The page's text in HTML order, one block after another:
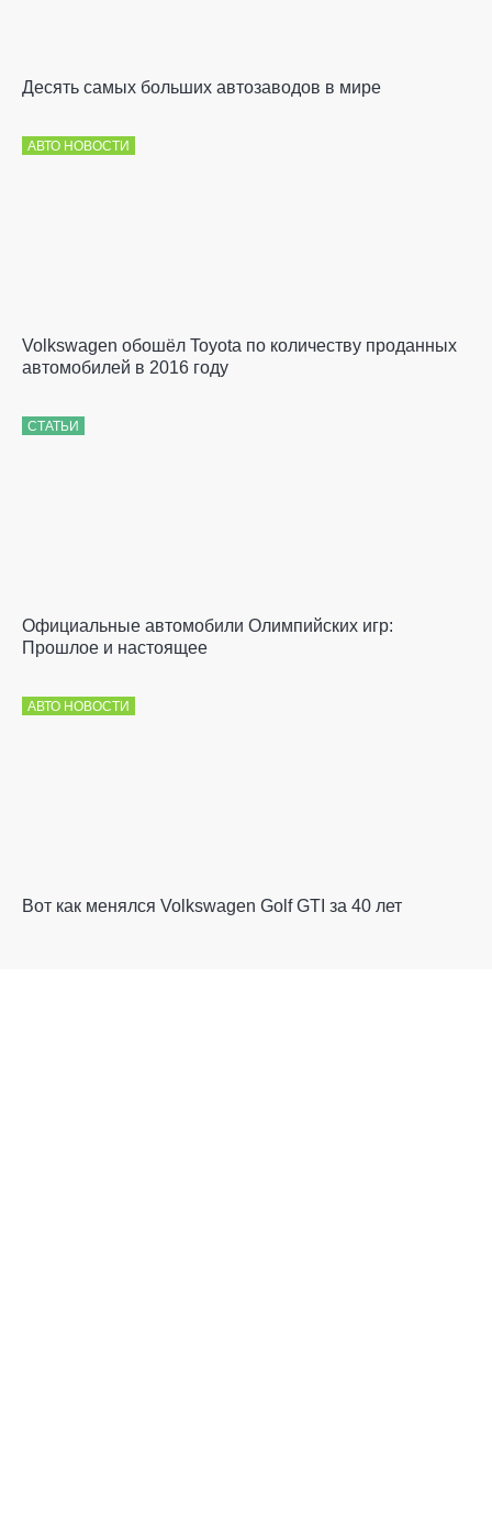
Десять самых больших автозаводов в мире
АВТО НОВОСТИ
Volkswagen обошёл Toyota по количеству проданных
автомобилей в 2016 году
СТАТЬИ
Официальные автомобили Олимпийских игр:
Прошлое и настоящее
АВТО НОВОСТИ
Вот как менялся Volkswagen Golf GTI за 40 лет